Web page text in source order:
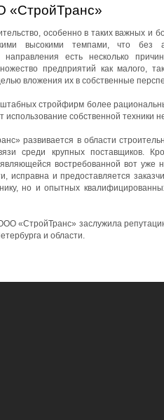
«СтройТранс»
особенно в таких важных и
высокими темпами, что без
направления есть несколько
предприятий как малого,
вложения их в собственные
стройфирм более
использование собственной техники
развивается в области
среди крупных поставщиков.
востребованной вот уже
исправна и предоставляется
но и опытных
«СтройТранс» заслужила
и области.